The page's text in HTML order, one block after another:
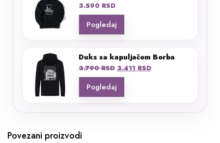
3.590 RSD
Pogledaj
Duks sa kapuljačom Borba
3.790RSD Originalna
cena
je
bila:
3.411 RSDTrenutna
Pogledaj
Povezani proizvodi